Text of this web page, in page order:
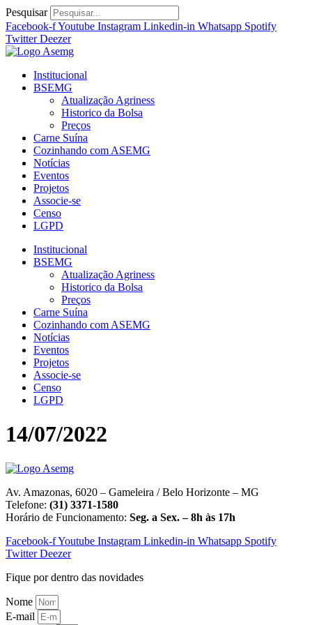
Ir
para
o
conteúdo
Pesquisar
Facebook-fYoutube Instagram Linkedin-in Whatsapp Spotify
Twitter Deezer
Institucional
BSEMG
Atualização Agriness
Historico da Bolsa
Preços
Carne Suína
Cozinhando com ASEMG
Notícias
Eventos
Projetos
Associe-se
Censo
LGPD
Institucional
BSEMG
Atualização Agriness
Historico da Bolsa
Preços
Carne Suína
Cozinhando com ASEMG
Notícias
Eventos
Projetos
Associe-se
Censo
LGPD
14/07/2022
Av. Amazonas, 6020 – Gameleira / Belo Horizonte – MG
Telefone: (31) 3371-1580
Horário de Funcionamento: Seg. a Sex. – 8h às 17h
Facebook-fYoutube Instagram Linkedin-in Whatsapp Spotify
Twitter Deezer
Fique por dentro das novidades
Nome
E-mail